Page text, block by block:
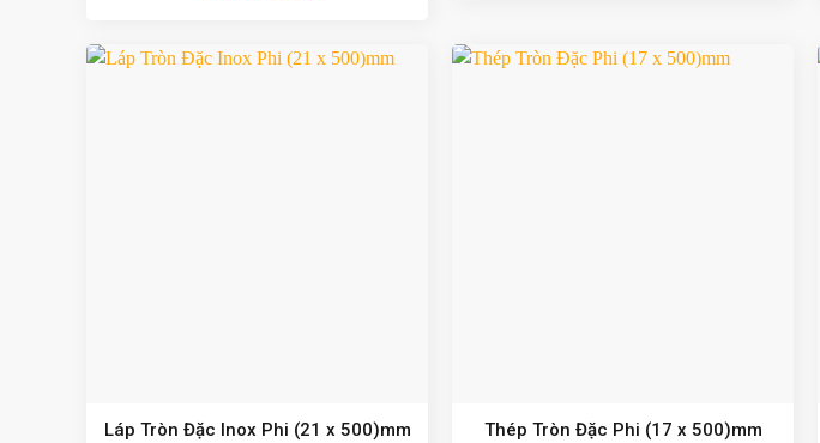
Láp Tròn Đặc Inox Phi (21 x 500)mm Thép Tròn Đặc Phi (17 x 500)mm